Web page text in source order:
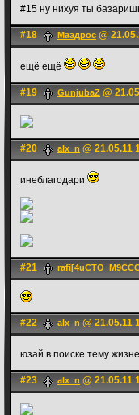
#15 ну нихуя ты
#18 Маэдрос @
ещё ещё
#19 GunjubaZ @
#20 alx_n @ 21.05.11
инеблагодари
#21
#22 alx_n @ 21.05.11
юзай в поиске тему
#23 alx_n @ 21.05.11